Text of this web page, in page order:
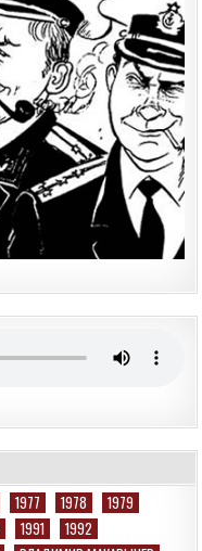
1977 1978
1979
1991
1992